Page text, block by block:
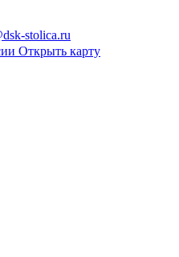
stolica.ru
Открыть карту